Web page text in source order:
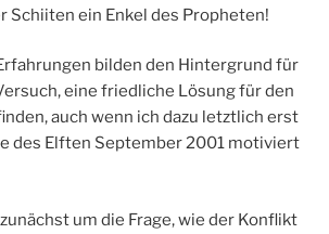
Schiiten ein Enkel des Propheten!
bilden den Hintergrund für
eine friedliche Lösung für den
auch wenn ich dazu letztlich erst
des Elften September 2001 motiviert
um die Frage, wie der Konflikt